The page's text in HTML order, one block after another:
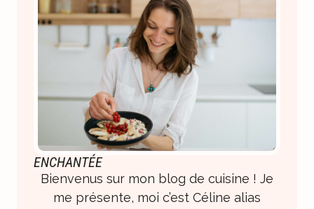
ENCHANTÉE
Bienvenus sur mon blog de cuisine ! Je
me présente, moi c’est Céline alias